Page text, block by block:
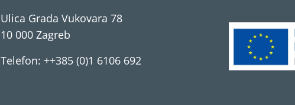
Ulica Grada Vukovara 78
10 000 Zagreb
Telefon: ++385 (0)1 6106 692